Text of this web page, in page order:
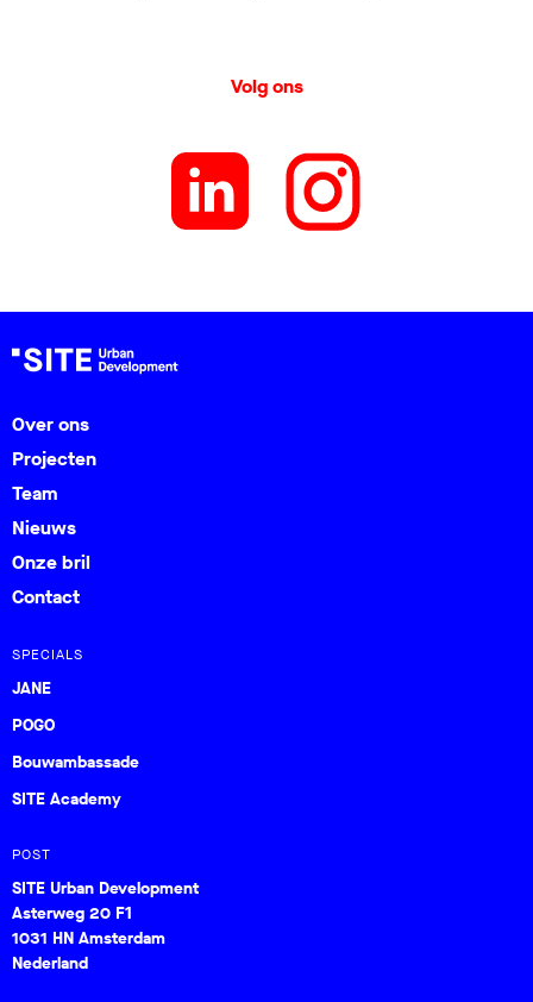
Volg ons
Over ons
Projecten
Team
Nieuws
Onze bril
Contact
SPECIALS
JANE
POGO
Bouwambassade
SITE Academy
POST
SITE Urban Development
Asterweg 20 F1
1031 HN Amsterdam
Nederland